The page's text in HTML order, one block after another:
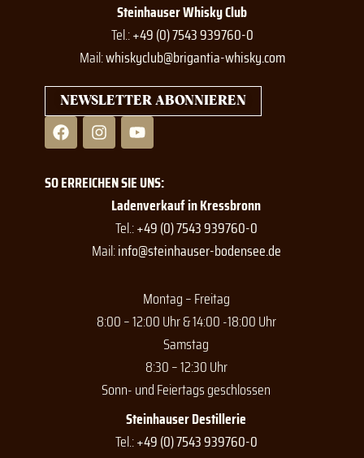
Steinhauser Whisky Club
Tel.:+49 (0) 7543 939760-0
Mail:whiskyclub@brigantia-whisky.com
NEWSLETTER ABONNIEREN
F
a
c
e
b
I
n
s
t
a
m
Y
o
u
t
u
b
e
SO ERREICHEN SIE UNS:
Ladenverkauf in Kressbronn
Tel.:+49 (0) 7543 939760-0
Mail:info@steinhauser-bodensee.de
Montag – Freitag
8:00 – 12:00 Uhr & 14:00 -18:00 Uhr
Samstag
8:30 – 12:30 Uhr
Sonn- und Feiertags geschlossen
Steinhauser Destillerie
Tel.:+49 (0) 7543 939760-0